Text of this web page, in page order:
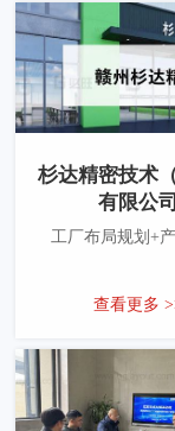
杉达精密技术
有限公司
工厂布局规划+
查看更多